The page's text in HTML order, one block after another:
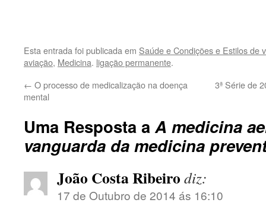
Esta entrada foi publicada em Saúde e Condições e Estilos de
aviação, Medicina. ligação permanente.
← O processo de medicalização na doença
mental
3ª Série de
Uma Resposta aA medicina
vanguarda da medicina
João Costa Ribeiro diz:
17 de Outubro de 2014 ás 16:10